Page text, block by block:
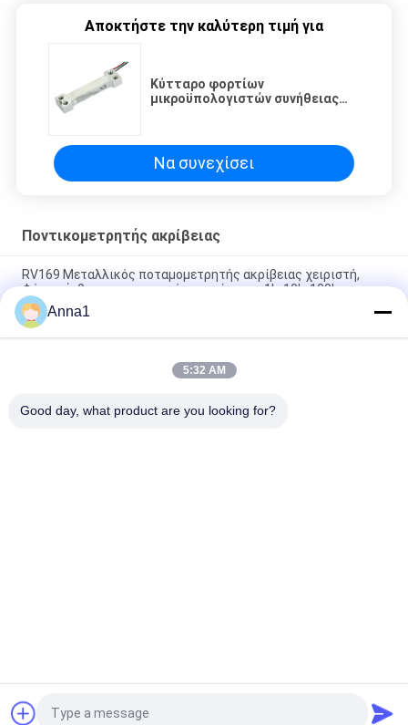
Αποκτήστε την καλύτερη τιμή για
Κύτταρο φορτίων
μικροϋπολογιστών συνήθειας
Να συνεχίσει
Ποντικομετρητής ακρίβειας
RV169 Μεταλλικός ποταμομετρητής ακρίβειας χειριστή,
Φόρμα άνθρακα σφραγισμένη, αντίσταση 1k, 10k, 100k
WH3012P 30mm 45mm Στερεο διπλό συρόμενο
δυνατομετρικό B10K ταξιδιωτικό συρόμενο δυνατομετρικό
93PR 3-πιν μονοτροπικό μεταλλικό κεραμικό δυνατομετρητή
Αίτηση κράτησης
Anna1
5:32 AM
Good day, what product are you looking for?